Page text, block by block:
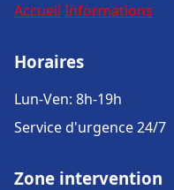
Accueil Informations
Horaires
Lun-Ven: 8h-19h
Service d'urgence 24/7
Zone intervention